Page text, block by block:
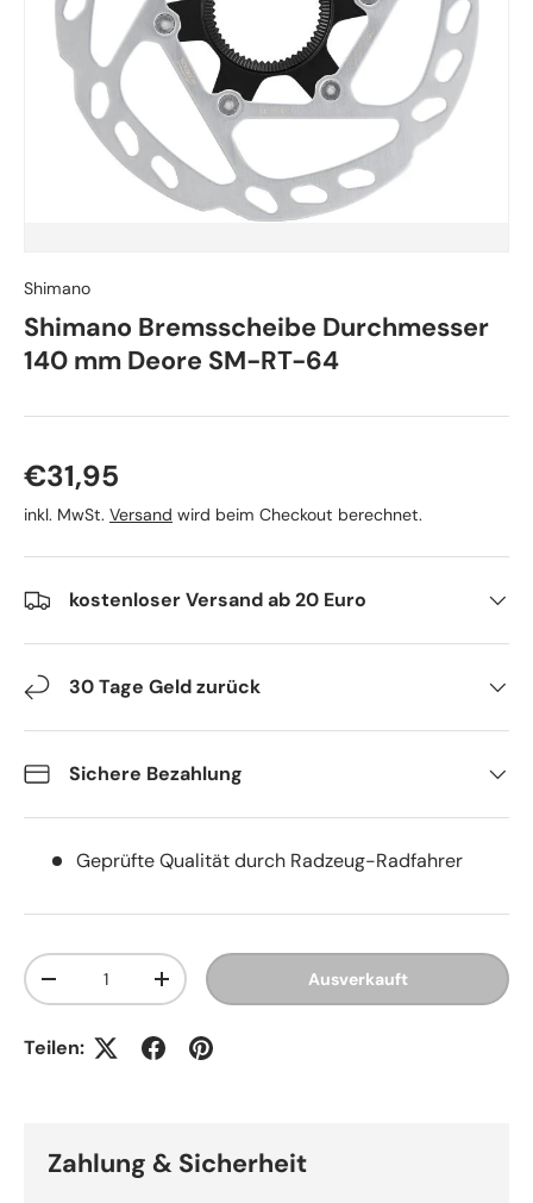
Shimano
Shimano Bremsscheibe Durchmesser
140 mm Deore SM-RT-64
Normaler Preis
€31,95
inkl. MwSt. Versand wird beim Checkout berechnet.
kostenloser Versand ab 20 Euro
30 Tage Geld zurück
Sichere Bezahlung
Geprüfte Qualität durch Radzeug-Radfahrer
Anzahl
Menge verringernMenge erhöhen Ausverkauft
Teilen:
Zahlung & Sicherheit